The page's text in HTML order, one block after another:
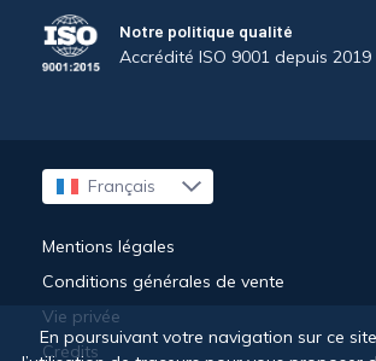
Notre politique qualité
Accrédité ISO 9001 depuis 2019
Français
English
Mentions légales
Conditions générales de vente
Vie privée
Crédits
En poursuivant votre navigation sur ce